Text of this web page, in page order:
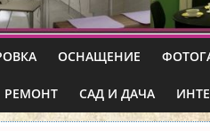
ОСНАЩЕНИЕ
РЕМОНТ САД И ДАЧА